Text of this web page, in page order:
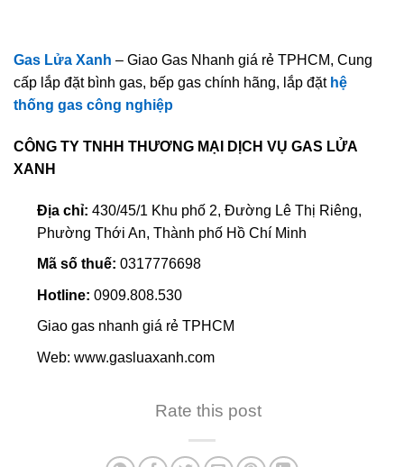
Gas Lửa Xanh – Giao Gas Nhanh giá rẻ TPHCM, Cung
cấp lắp đặt bình gas, bếp gas chính hãng, lắp đặt hệ
thống gas công nghiệp
CÔNG TY TNHH THƯƠNG MẠI DỊCH VỤ GAS LỬA
XANH
Địa chỉ: 430/45/1 Khu phố 2, Đường Lê Thị Riêng,
Phường Thới An, Thành phố Hồ Chí Minh
Mã số thuế: 0317776698
Hotline: 0909.808.530
Giao gas nhanh giá rẻ TPHCM
Web: www.gasluaxanh.com
Rate this post